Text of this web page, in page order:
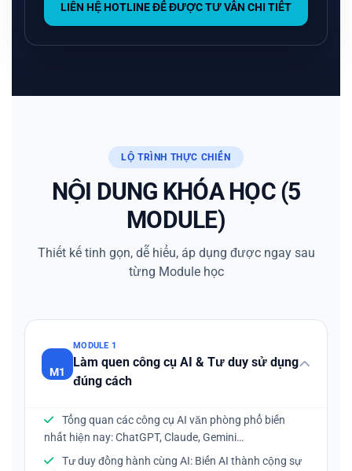
LIÊN HỆ HOTLINE ĐỂ ĐƯỢC TƯ VẤN CHI TIẾT
LỘ TRÌNH THỰC CHIẾN
NỘI DUNG KHÓA HỌC (5
MODULE)
Thiết kế tinh gọn, dễ hiểu, áp dụng được ngay sau
từng Module học
M1
MODULE 1
Làm quen công cụ AI & Tư duy sử dụng
đúng cách
Tổng quan các công cụ AI văn phòng phổ biến
nhất hiện nay: ChatGPT, Claude, Gemini…
Tư duy đồng hành cùng AI: Biến AI thành cộng sự